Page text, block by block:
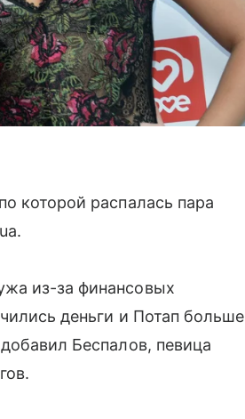
которой распалась пара
из-за финансовых
деньги и Потап больше
Беспалов, певица